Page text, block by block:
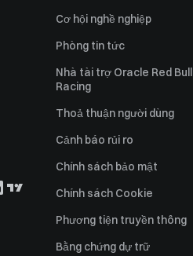
Cơ hội nghề nghiệp
Phòng tin tức
Nhà tài trợ Oracle Red Bull
Racing
Thoả thuận người dùng
Cảnh báo rủi ro
Chính sách bảo mật
Chính sách Cookie
Phương tiện truyền thông
Bằng chứng dự trữ